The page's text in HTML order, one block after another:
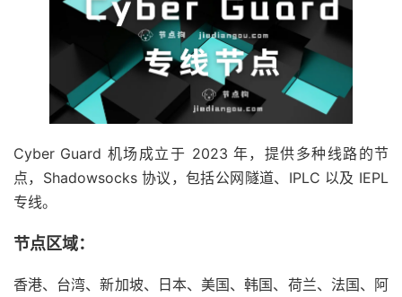
Cyber Guard 机场成立于 2023 年，提供多种线路的节
点，Shadowsocks 协议，包括公网隧道、IPLC 以及 IEPL
专线。
节点区域：
香港、台湾、新加坡、日本、美国、韩国、荷兰、法国、阿